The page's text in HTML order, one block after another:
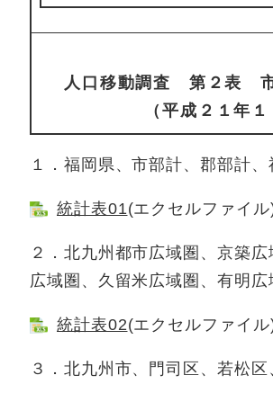
人口移動調査 第２表 市
（平成２１年
１．福岡県、市部計、郡部計
統計表01(エクセルファイル
２．北九州都市広域圏、京築
広域圏、久留米広域圏、有明
統計表02(エクセルファイル
３．北九州市、門司区、若松